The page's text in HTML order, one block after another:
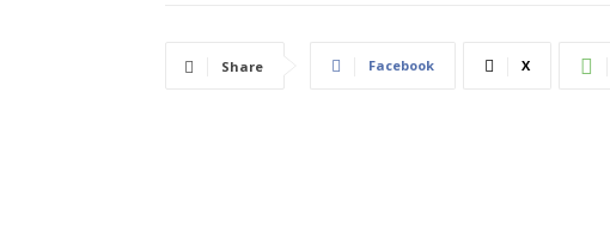
Share Facebook X